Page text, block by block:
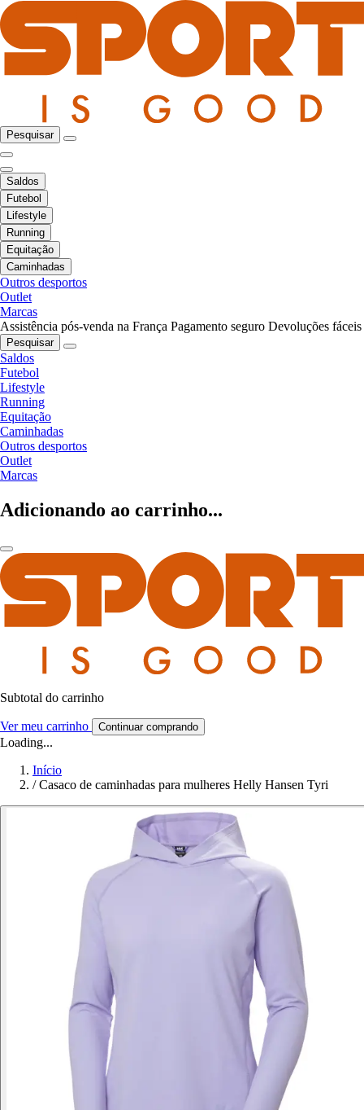
Pesquisar
Saldos
Futebol
Lifestyle
Running
Equitação
Caminhadas
Outros desportos
Outlet
Marcas
Assistência pós-venda na França Pagamento seguro Devoluções fáceis
Pesquisar
Saldos
Futebol
Lifestyle
Running
Equitação
Caminhadas
Outros desportos
Outlet
Marcas
Adicionando ao carrinho...
Subtotal do carrinho
Ver meu carrinho Continuar comprando
Loading...
Início
/ Casaco de caminhadas para mulheres Helly Hansen Tyri